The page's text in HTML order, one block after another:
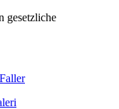
gesetzliche